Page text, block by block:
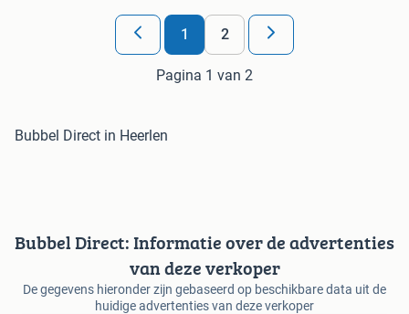
1 2
Pagina 1 van 2
Bubbel Direct in Heerlen
Bubbel Direct: Informatie over de advertenties
van deze verkoper
De gegevens hieronder zijn gebaseerd op beschikbare data uit de
huidige advertenties van deze verkoper